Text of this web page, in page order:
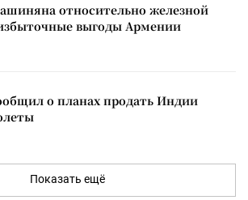
относительно железной
выгоды Армении
о планах продать Индии
Показать ещё